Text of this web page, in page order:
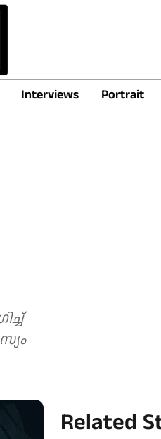
Interviews Portrait
Related